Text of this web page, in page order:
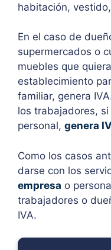
habitación,
En el caso de
supermercados o
muebles que
establecimiento
familiar, genera
los trabajadores,
personal, genera
Como los casos
darse con los
empresa o
trabajadores o
IVA.